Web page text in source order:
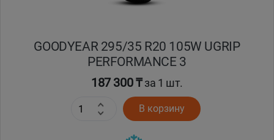
GOODYEAR 295/35 R20 105W UGRIP
PERFORMANCE 3
187 300 ₸за 1 шт.
В корзину